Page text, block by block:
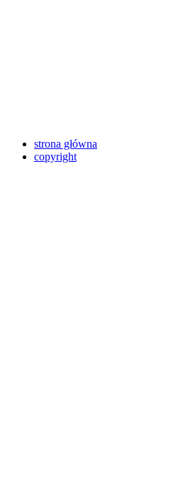
strona główna
copyright